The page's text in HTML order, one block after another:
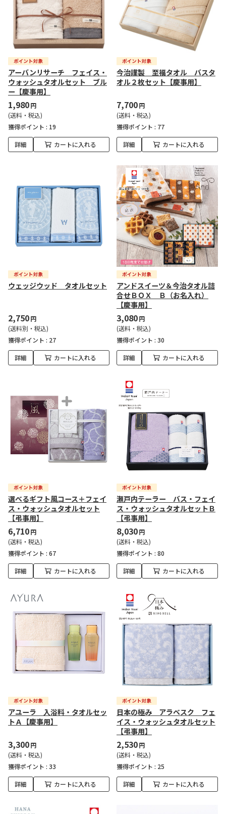
アーバンリサーチ フェイス・
ウォッシュタオルセット ブル
ー【慶事用】
1,980円
(送料・税込)
獲得ポイント : 19
詳細 カートに入れる
今治謹製 至福タオル バスタ
オル２枚セット【慶事用】
7,700円
(送料・税込)
獲得ポイント : 77
詳細 カートに入れる
ウェッジウッド タオルセット
2,750円
(送料別・税込)
獲得ポイント : 27
詳細 カートに入れる
アンドスイーツ＆今治タオル詰
合せＢＯＸ Ｂ（お名入れ）
【慶事用】
3,080円
(送料・税込)
獲得ポイント : 30
詳細 カートに入れる
選べるギフト風コース＋フェイ
ス・ウォッシュタオルセット
【弔事用】
6,710円
(送料・税込)
獲得ポイント : 67
詳細 カートに入れる
瀬戸内テーラー バス・フェイ
ス・ウォッシュタオルセットＢ
【弔事用】
8,030円
(送料・税込)
獲得ポイント : 80
詳細 カートに入れる
アユーラ 入浴料・タオルセッ
トＡ【慶事用】
3,300円
(送料・税込)
獲得ポイント : 33
詳細 カートに入れる
日本の極み アラベスク フェ
イス・ウォッシュタオルセット
【弔事用】
2,530円
(送料・税込)
獲得ポイント : 25
詳細 カートに入れる